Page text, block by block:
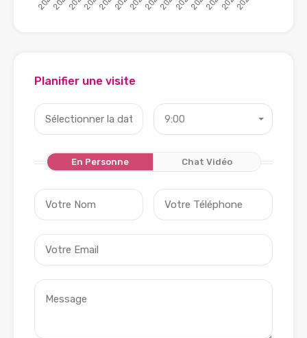
Planifier une visite
9:00
En Personne Chat Vidéo